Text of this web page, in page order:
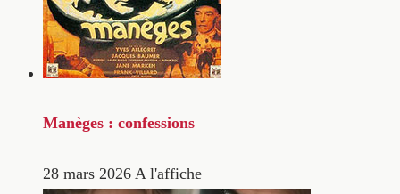
Manèges : confessions
28 mars 2026 A l'affiche